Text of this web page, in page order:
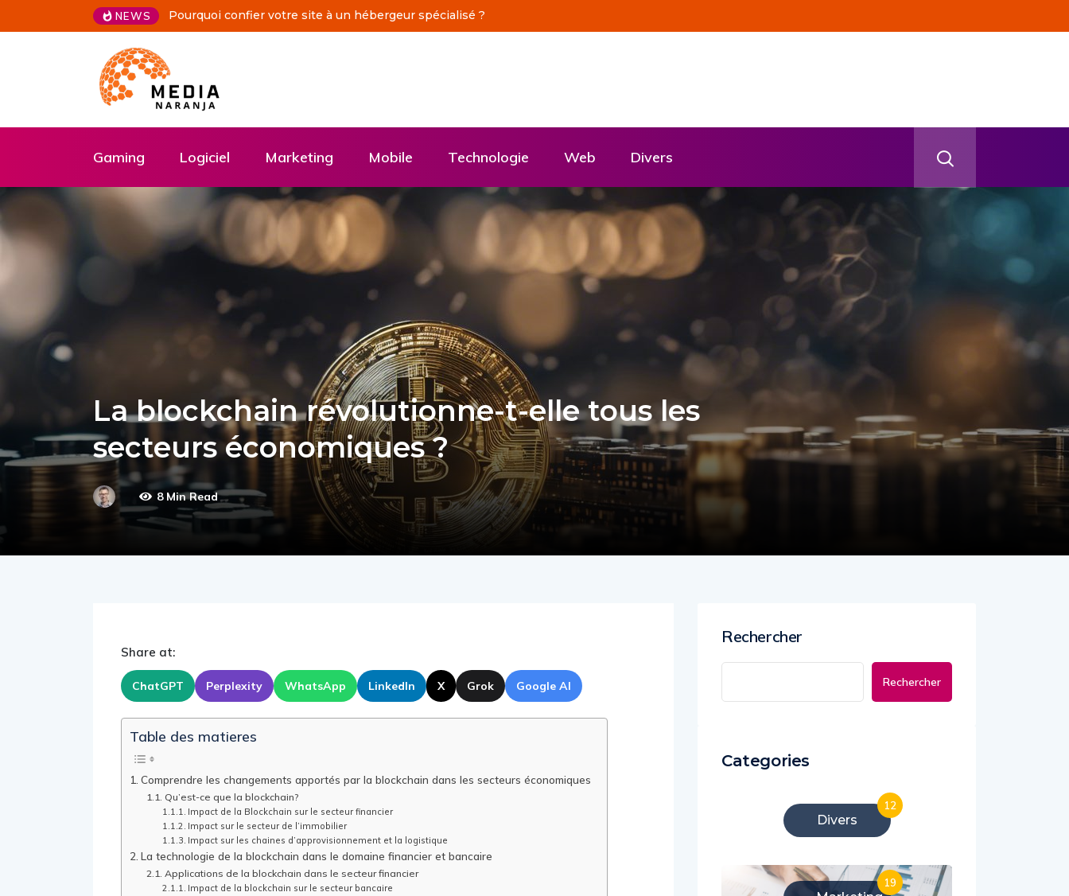
NEWS Pourquoi confier votre site à un hébergeur spécialisé ?
Gaming Logiciel Marketing Mobile Technologie Web Divers
La blockchain révolutionne-t-elle tous les
secteurs économiques ?
8 Min Read
Share at:
ChatGPT Perplexity WhatsApp LinkedIn X Grok Google AI
Table des matieres
Comprendre les changements apportés par la blockchain dans les secteurs économiques
Qu’est-ce que la blockchain?
Impact de la Blockchain sur le secteur financier
Impact sur le secteur de l’immobilier
Impact sur les chaines d’approvisionnement et la logistique
La technologie de la blockchain dans le domaine financier et bancaire
Applications de la blockchain dans le secteur financier
Impact de la blockchain sur le secteur bancaire
Rechercher
Rechercher
Categories
Divers
12
19